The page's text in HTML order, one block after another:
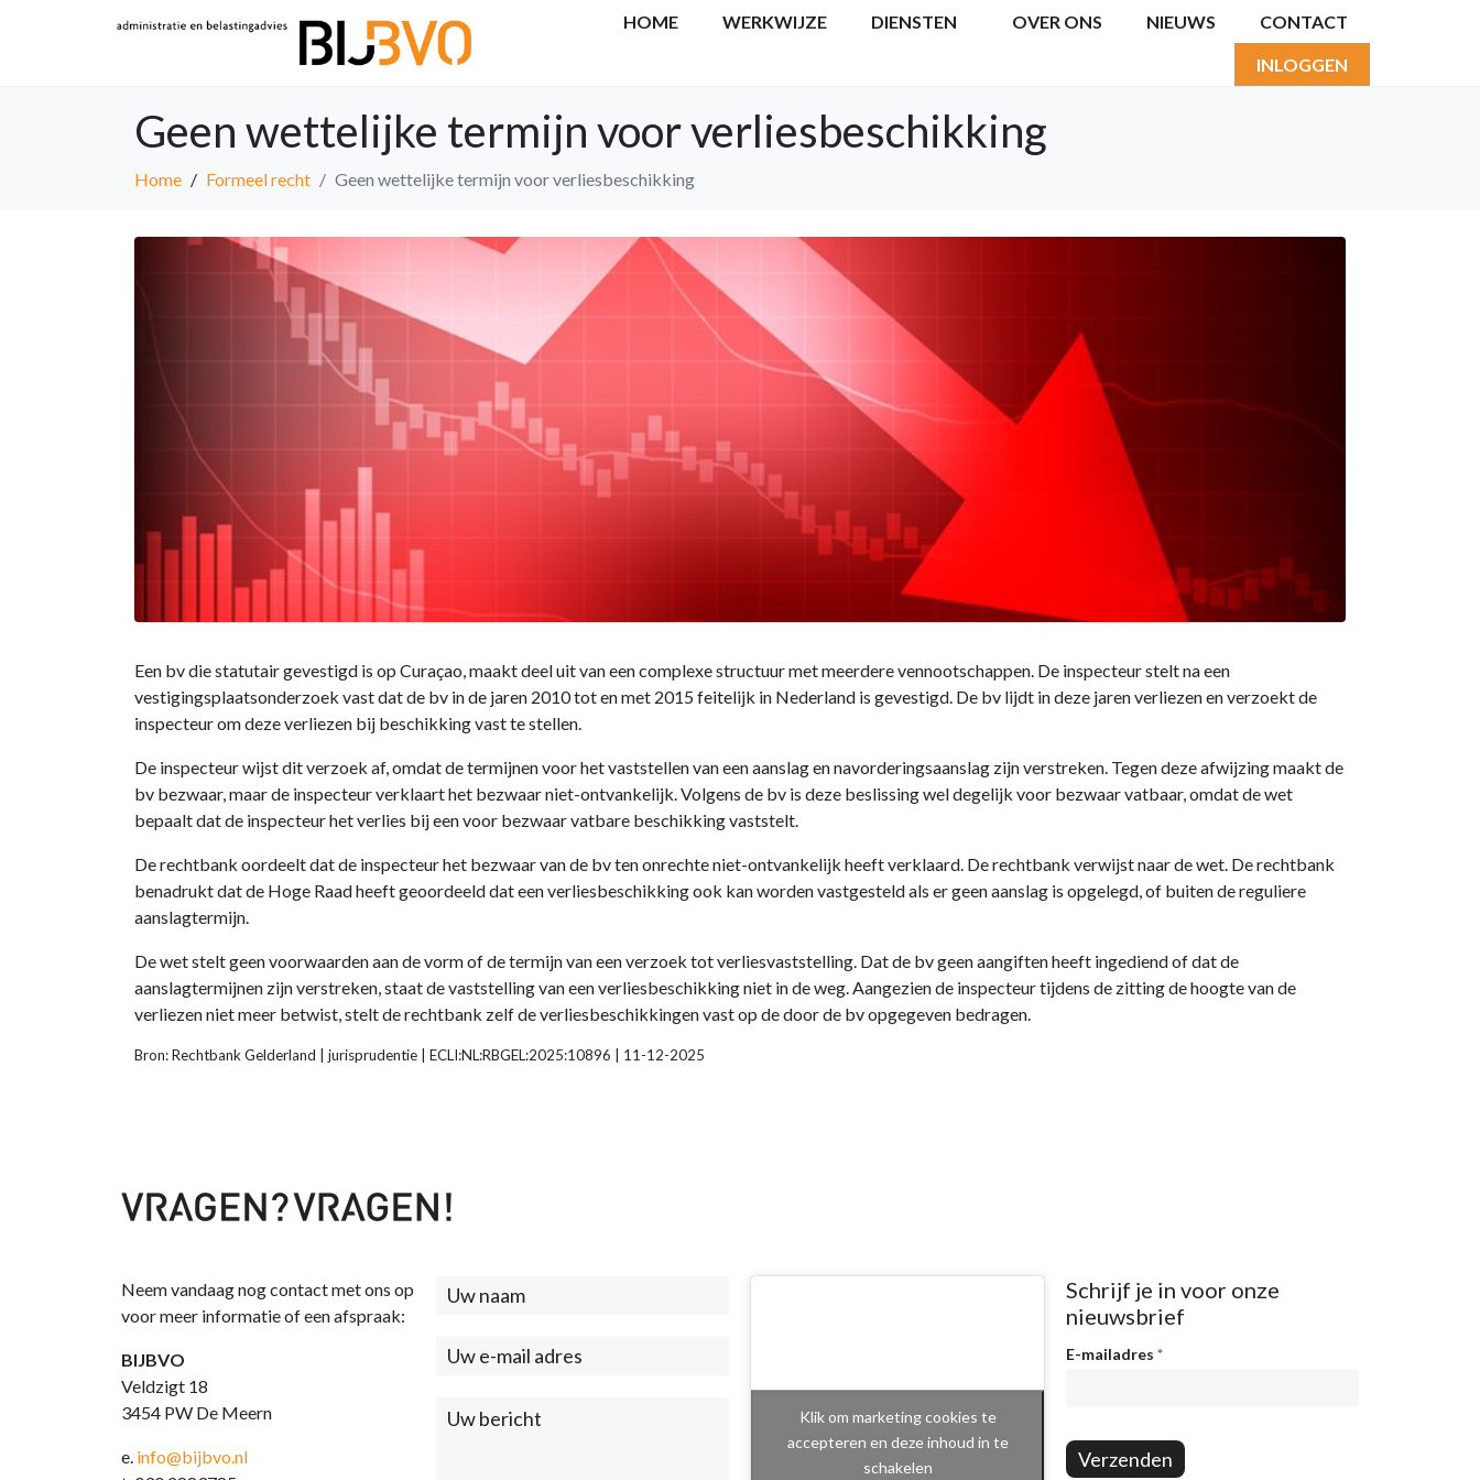
HOME WERKWIJZE DIENSTEN OVER ONS NIEUWS CONTACT
INLOGGEN
Geen wettelijke termijn voor verliesbeschikking
Home Formeel recht Geen wettelijke termijn voor verliesbeschikking
Een bv die statutair gevestigd is op Curaçao, maakt deel uit van een complexe structuur met meerdere vennootschappen. De inspecteur stelt na een
vestigingsplaatsonderzoek vast dat de bv in de jaren 2010 tot en met 2015 feitelijk in Nederland is gevestigd. De bv lijdt in deze jaren verliezen en verzoekt de
inspecteur om deze verliezen bij beschikking vast te stellen.
De inspecteur wijst dit verzoek af, omdat de termijnen voor het vaststellen van een aanslag en navorderingsaanslag zijn verstreken. Tegen deze afwijzing maakt de
bv bezwaar, maar de inspecteur verklaart het bezwaar niet-ontvankelijk. Volgens de bv is deze beslissing wel degelijk voor bezwaar vatbaar, omdat de wet
bepaalt dat de inspecteur het verlies bij een voor bezwaar vatbare beschikking vaststelt.
De rechtbank oordeelt dat de inspecteur het bezwaar van de bv ten onrechte niet-ontvankelijk heeft verklaard. De rechtbank verwijst naar de wet. De rechtbank
benadrukt dat de Hoge Raad heeft geoordeeld dat een verliesbeschikking ook kan worden vastgesteld als er geen aanslag is opgelegd, of buiten de reguliere
aanslagtermijn.
De wet stelt geen voorwaarden aan de vorm of de termijn van een verzoek tot verliesvaststelling. Dat de bv geen aangiften heeft ingediend of dat de
aanslagtermijnen zijn verstreken, staat de vaststelling van een verliesbeschikking niet in de weg. Aangezien de inspecteur tijdens de zitting de hoogte van de
verliezen niet meer betwist, stelt de rechtbank zelf de verliesbeschikkingen vast op de door de bv opgegeven bedragen.
Bron: Rechtbank Gelderland | jurisprudentie | ECLI:NL:RBGEL:2025:10896 | 11-12-2025
Neem vandaag nog contact met ons op
voor meer informatie of een afspraak:
BIJBVO
Veldzigt 18
3454 PW De Meern
e. info@bijbvo.nl
Contact
Klik om marketing cookies te
accepteren en deze inhoud in te
schakelen
Schrijf je in voor onze
nieuwsbrief
Nieuwsbrief
E-mailadres *
Verzenden